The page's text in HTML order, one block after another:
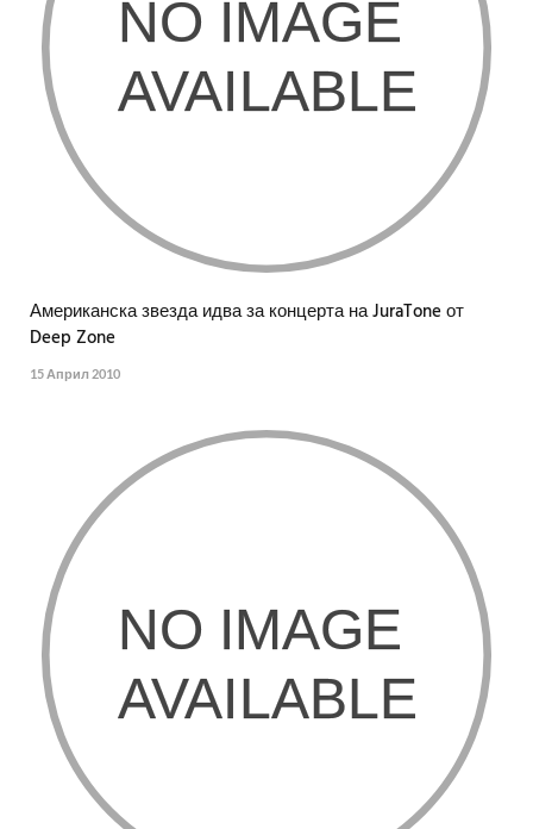
Американска звезда идва за концерта на JuraTone от
Deep Zone
15 Април 2010